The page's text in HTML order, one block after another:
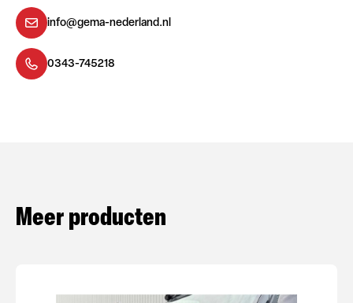
info@gema-nederland.nl
0343-745218
Meer producten